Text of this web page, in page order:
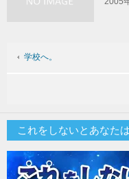
学校へ。
これをしないとあなた